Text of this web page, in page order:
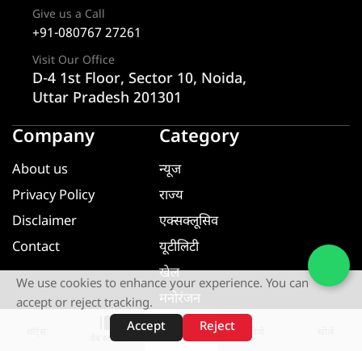
वेब स्टोरीज़
Give us a Call
+91-080767 27261
Visit Our Office
D-4 1st Floor, Sector 10, Noida,
Uttar Pradesh 201301
Company
About us
Privacy Policy
Disclaimer
Contact
Category
न्यूज
राज्य
एक्सक्लूसिव
यूटीलिटी
खेल
मनोरंजन
धर्म ज्ञान
We use cookies to enhance your experience. You can
accept or reject tracking.
Accept
Reject